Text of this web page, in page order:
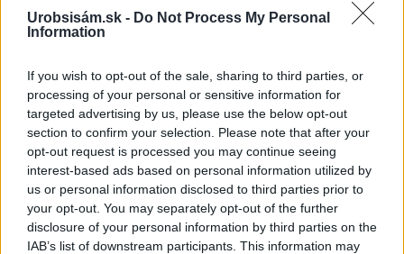
Urobsisám.sk - Do Not Process My Personal
Information
If you wish to opt-out of the sale, sharing to third parties, or
processing of your personal or sensitive information for
targeted advertising by us, please use the below opt-out
section to confirm your selection. Please note that after your
opt-out request is processed you may continue seeing
interest-based ads based on personal information utilized by
us or personal information disclosed to third parties prior to
your opt-out. You may separately opt-out of the further
disclosure of your personal information by third parties on the
IAB’s list of downstream participants. This information may
Zelenina a ovocie
ako ich riešiť
Zelenina a ovocie
7 rastlín, ktoré ochránia
vaše rajčiny pred
škodcami: Môže jedna z
nich ovplyvniť aj chuť
plodov?